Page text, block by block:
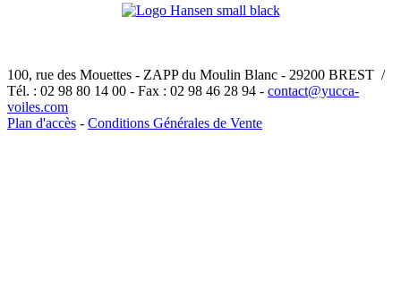
100, rue des Mouettes - ZAPP du Moulin Blanc - 29200 BREST /
Tél. : 02 98 80 14 00 - Fax : 02 98 46 28 94 - contact@yucca-
voiles.com
Plan d'accès - Conditions Générales de Vente